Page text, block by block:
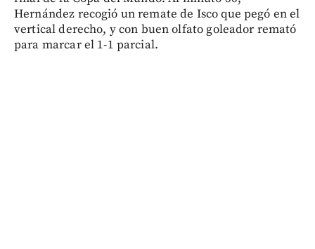
Hernández recogió un remate de Isco que pegó en el
vertical derecho, y con buen olfato goleador remató
para marcar el 1-1 parcial.